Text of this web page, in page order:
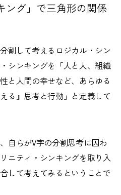
ング」で三角形の関係
割して考えるロジカル・シン
シンキングを「人と人、組織
と人間の幸せなど、あらゆる​​
る』思考と​行動」と定義して
自らがV字の分割思考に囚わ
ニティ・シンキングを取り入
して考えてみるということで